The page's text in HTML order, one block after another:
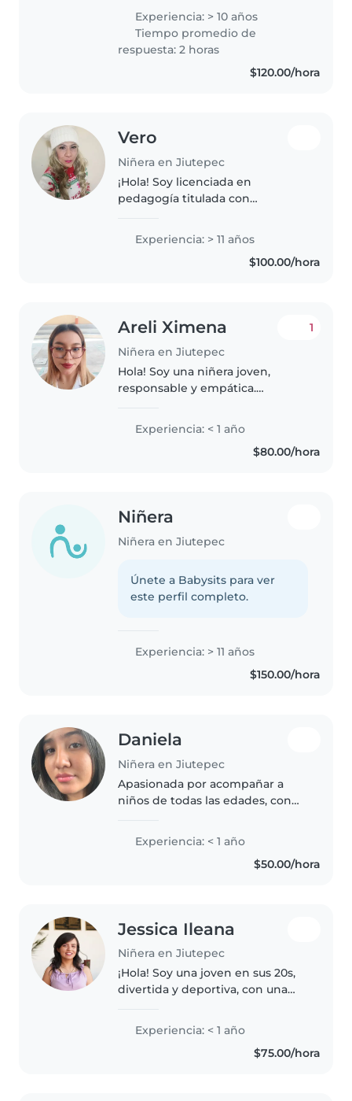
al cuidado de niños de 3 meses a
12 años. Conocimiento de
primeros auxilios.
Experiencia: > 10 años
Tiempo promedio de
respuesta: 2 horas
$120.00/hora
Vero
Niñera en Jiutepec
¡Hola! Soy licenciada en
pedagogía titulada con
diplomados inherentes al área
educativa, responsable,
deportiva y paciente con más de
Experiencia: > 11 años
$100.00/hora
Areli Ximena
Niñera en Jiutepec
1
Hola! Soy una niñera joven,
responsable y empática.
Psicología, lo que me brinda
herramientas valiosas para
comprender el desarrollo y las
Experiencia: < 1 año
$80.00/hora
Niñera
Niñera en Jiutepec
Únete a Babysits para ver
este perfil completo.
Experiencia: > 11 años
$150.00/hora
Daniela
Niñera en Jiutepec
Apasionada por acompañar a
niños de todas las edades, con
Cuento con formación en
primeros auxilios y aptitudes
Experiencia: < 1 año
$50.00/hora
Jessica Ileana
Niñera en Jiutepec
¡Hola! Soy una joven en sus 20s,
divertida y deportiva, con una
Aunque soy nueva en el cuidado
de niños, tengo experiencia con
niños en edad preescolar..
Experiencia: < 1 año
$75.00/hora